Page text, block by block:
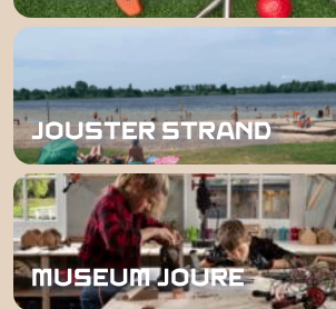
JOUSTER STRAND
MUSEUM JOURE